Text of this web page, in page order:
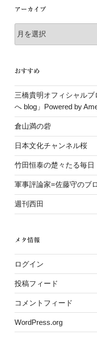
ー
アーカイブ
ー
ブ
おすすめ
三橋貴明オフィシャル
へ blog」Powered by
倉山満の砦
日本文化チャンネル桜
竹田恒泰の楚々たる毎日
軍事評論家=佐藤守のブ
週刊西田
メタ情報
ログイン
投稿フィード
コメントフィード
WordPress.org